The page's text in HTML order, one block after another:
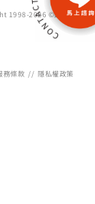
1998-2026 ©鑑價師雜誌社
務條款 // 隱私權政策